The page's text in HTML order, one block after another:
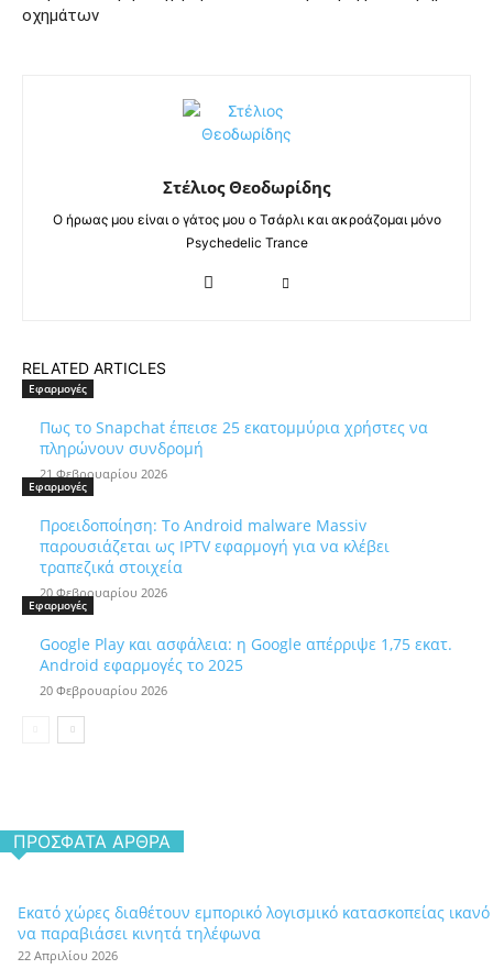
οχημάτων
Στέλιος Θεοδωρίδης
Ο ήρωας μου είναι ο γάτος μου ο Τσάρλι και ακροάζομαι μόνο
Psychedelic Trance
RELATED ARTICLES
Εφαρμογές
Πως το Snapchat έπεισε 25 εκατομμύρια χρήστες να
πληρώνουν συνδρομή
21 Φεβρουαρίου 2026
Εφαρμογές
Προειδοποίηση: Το Android malware Massiv
παρουσιάζεται ως IPTV εφαρμογή για να κλέβει
τραπεζικά στοιχεία
20 Φεβρουαρίου 2026
Εφαρμογές
Google Play και ασφάλεια: η Google απέρριψε 1,75 εκατ.
Android εφαρμογές το 2025
20 Φεβρουαρίου 2026
ΠΡΌΣΦΑΤΑ ΆΡΘΡΑ
Εκατό χώρες διαθέτουν εμπορικό λογισμικό κατασκοπείας ικανό
να παραβιάσει κινητά τηλέφωνα
22 Απριλίου 2026